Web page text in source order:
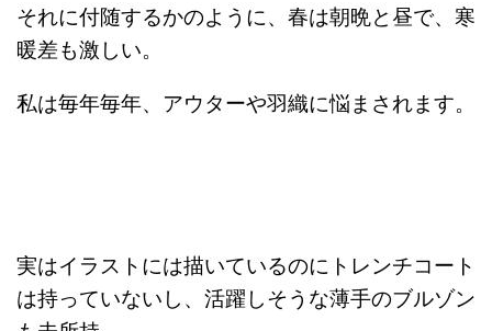
それに付随するかのように、春は朝晩と昼で、寒
暖差も激しい。
私は毎年毎年、アウターや羽織に悩まされます。
実はイラストには描いているのにトレンチコート
は持っていないし、活躍しそうな薄手のブルゾン